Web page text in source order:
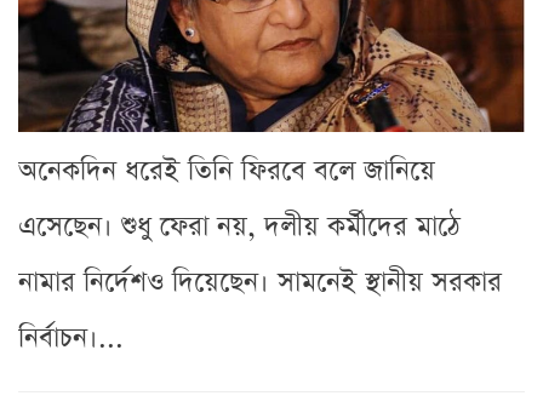
অনেকদিন ধরেই তিনি ফিরবে বলে জানিয়ে
এসেছেন। শুধু ফেরা নয়, দলীয় কর্মীদের মাঠে
নামার নির্দেশও দিয়েছেন। সামনেই স্থানীয় সরকার
নির্বাচন।...